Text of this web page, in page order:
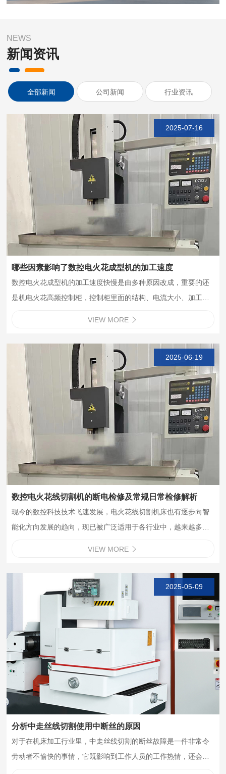
NEWS
新闻资讯
全部新闻 公司新闻 行业资讯
2025-07-16
哪些因素影响了数控电火花成型机的加工速度
数控电火花成型机的加工速度快慢是由多种原因改成，重要的还
是机电火花高频控制柜，控制柜里面的结构、电流大小、加工工
加工需要使用多段加工条件，其…
VIEW MORE 
2025-06-19
数控电火花线切割机的断电检修及常规日常检修解析
现今的数控科技技术飞速发展，电火花线切割机床也有逐步向智
能化方向发展的趋向，现已被广泛适用于各行业中，越来越多的
统构成，具有间隙补偿、直线插…
VIEW MORE 
2025-05-09
分析中走丝线切割使用中断丝的原因
对于在机床加工行业里，中走丝线切割的断丝故障是一件非常令
劳动者不愉快的事情，它既影响到工作人员的工作热情，还会降